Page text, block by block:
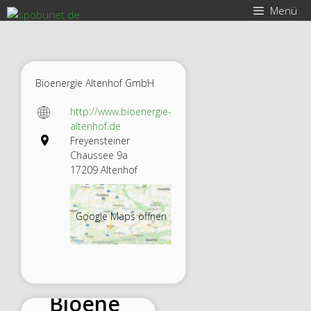
Zum
Inhalt
Menü
Bioenergie Altenhof GmbH
http://www.bioenergie-
altenhof.de
Freyensteiner
Chaussee 9a
17209 Altenhof
Google Maps öffnen
Bioene